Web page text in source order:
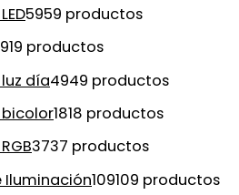
5959 productos
19 productos
día4949 productos
1818 productos
3737 productos
Iluminación109109 productos